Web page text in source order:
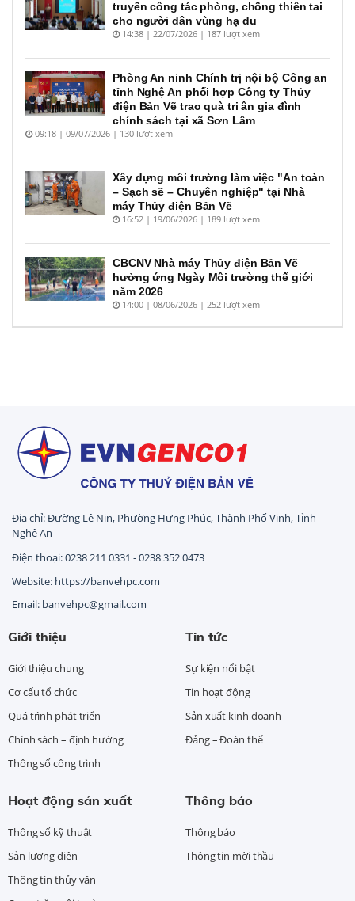
truyền công tác phòng, chống thiên tai
cho người dân vùng hạ du
14:38 | 22/07/2026 | 187 lượt xem
Phòng An ninh Chính trị nội bộ Công an
tỉnh Nghệ An phối hợp Công ty Thủy
điện Bản Vẽ trao quà tri ân gia đình
chính sách tại xã Sơn Lâm
09:18 | 09/07/2026 | 130 lượt xem
Xây dựng môi trường làm việc "An toàn
– Sạch sẽ – Chuyên nghiệp" tại Nhà
máy Thủy điện Bản Vẽ
16:52 | 19/06/2026 | 189 lượt xem
CBCNV Nhà máy Thủy điện Bản Vẽ
hưởng ứng Ngày Môi trường thế giới
năm 2026
14:00 | 08/06/2026 | 252 lượt xem
Địa chỉ: Đường Lê Nin, Phường Hưng Phúc, Thành Phố Vinh, Tỉnh
Nghệ An
Điện thoại: 0238 211 0331 - 0238 352 0473
Website: https://banvehpc.com
Email: banvehpc@gmail.com
Giới thiệu
Giới thiệu chung
Cơ cấu tổ chức
Quá trình phát triển
Chính sách – định hướng
Thông số công trình
Tin tức
Sự kiện nổi bật
Tin hoạt động
Sản xuất kinh doanh
Đảng – Đoàn thể
Hoạt động sản xuất
Thông số kỹ thuật
Sản lượng điện
Thông tin thủy văn
Thông báo
Thông báo
Thông tin mời thầu